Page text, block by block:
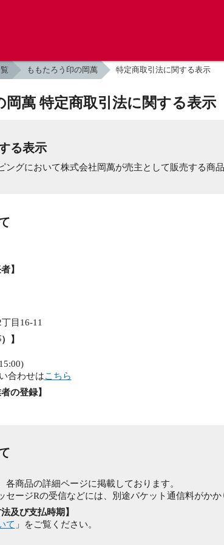
ももたろう印の岡萬 特定商取引法に関する表示
岡萬 特定商取引法に関する表示
る表示
ングにおいて株式会社岡萬が売主として販売する商
】
目16-11
】
合わせはこちら
の登録】
各商品の詳細ページに掲載しております。
セージRの受信などには、別途パケット通信料がかか
及び支払時期】
て 」をご覧ください。